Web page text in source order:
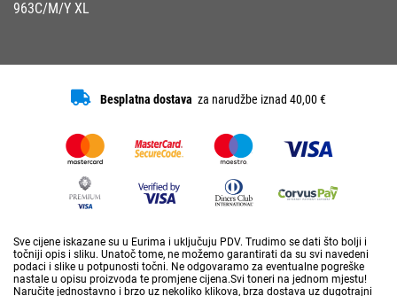
963C/M/Y XL
Besplatna dostava za narudžbe iznad 40,00 €
Sve cijene iskazane su u Eurima i uključuju PDV. Trudimo se dati što bolji i
točniji opis i sliku. Unatoč tome, ne možemo garantirati da su svi navedeni
podaci i slike u potpunosti točni. Ne odgovaramo za eventualne pogreške
nastale u opisu proizvoda te promjene cijena.Svi toneri na jednom mjestu!
Naručite jednostavno i brzo uz nekoliko klikova, brza dostava uz dugotrajni